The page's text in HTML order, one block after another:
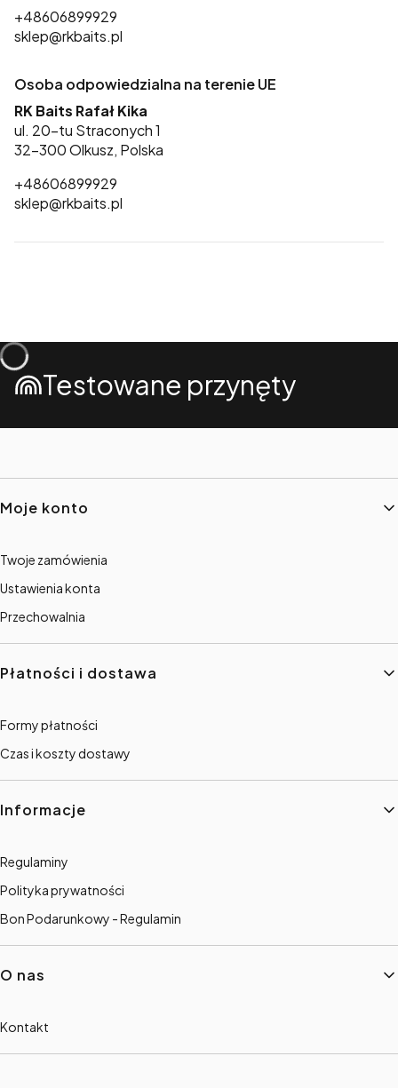
+48606899929
sklep@rkbaits.pl
Osoba odpowiedzialna na terenie UE
RK Baits Rafał Kika
ul. 20-tu Straconych 1
32-300 Olkusz, Polska
+48606899929
sklep@rkbaits.pl
Testowane przynęty
Linki w stopce
Moje konto
Twoje zamówienia
Ustawienia konta
Przechowalnia
Płatności i dostawa
Formy płatności
Czas i koszty dostawy
Informacje
Regulaminy
Polityka prywatności
Bon Podarunkowy - Regulamin
O nas
Kontakt